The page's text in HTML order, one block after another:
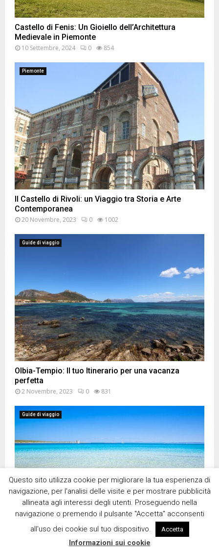
Castello di Fenis: Un Gioiello dell’Architettura
Medievale in Piemonte
10 Settembre, 2024 0 854
Piemonte
Il Castello di Rivoli: un Viaggio tra Storia e Arte
Contemporanea
20 Novembre, 2023 0 1002
Guide di viaggio
Olbia-Tempio: Il tuo Itinerario per una vacanza
perfetta
2 Novembre, 2023 0 831
Guide di viaggio
La Provincia di Sassari: Il tuo itinerario
Questo sito utilizza cookie per migliorare la tua esperienza di
navigazione, per l'analisi delle visite e per mostrare pubblicità
allineata agli interessi degli utenti. Proseguendo nella
navigazione o premendo il pulsante "Accetta" acconsenti
all'uso dei cookie sul tuo dispositivo.
Accetta
Informazioni sui cookie